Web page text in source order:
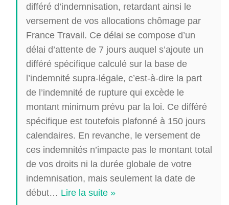
différé d’indemnisation, retardant ainsi le
versement de vos allocations chômage par
France Travail. Ce délai se compose d’un
délai d’attente de 7 jours auquel s’ajoute un
différé spécifique calculé sur la base de
l’indemnité supra-légale, c’est-à-dire la part
de l’indemnité de rupture qui excède le
montant minimum prévu par la loi. Ce différé
spécifique est toutefois plafonné à 150 jours
calendaires. En revanche, le versement de
ces indemnités n’impacte pas le montant total
de vos droits ni la durée globale de votre
indemnisation, mais seulement la date de
début… Lire la suite »